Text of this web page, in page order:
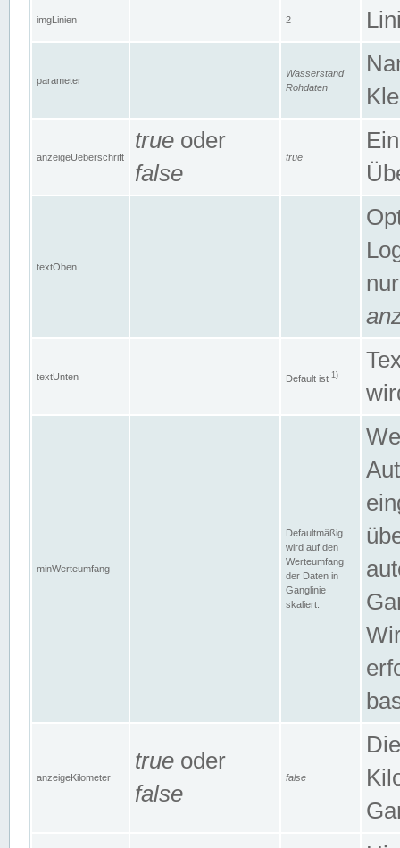
imgLinien 2
parameter
Wasserstand
Rohdaten
anzeigeUeberschrift
true oder
false
true
textOben
textUnten Default ist 1)
minWerteumfang
Defaultmäßig
wird auf den
Werteumfang
der Daten in
Ganglinie
skaliert.
anzeigeKilometer
true oder
false
false